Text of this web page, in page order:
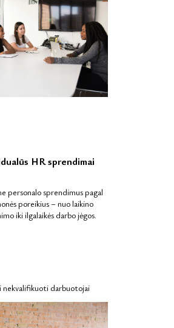
HR sprendimai
personalo sprendimus pagal
poreikius – nuo laikino
iki ilgalaikės darbo jėgos.
nekvalifikuoti darbuotojai